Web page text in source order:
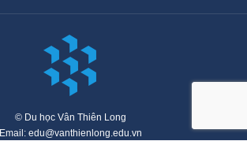
© Du học Vân Thiên Long
Email: edu@vanthienlong.edu.vn